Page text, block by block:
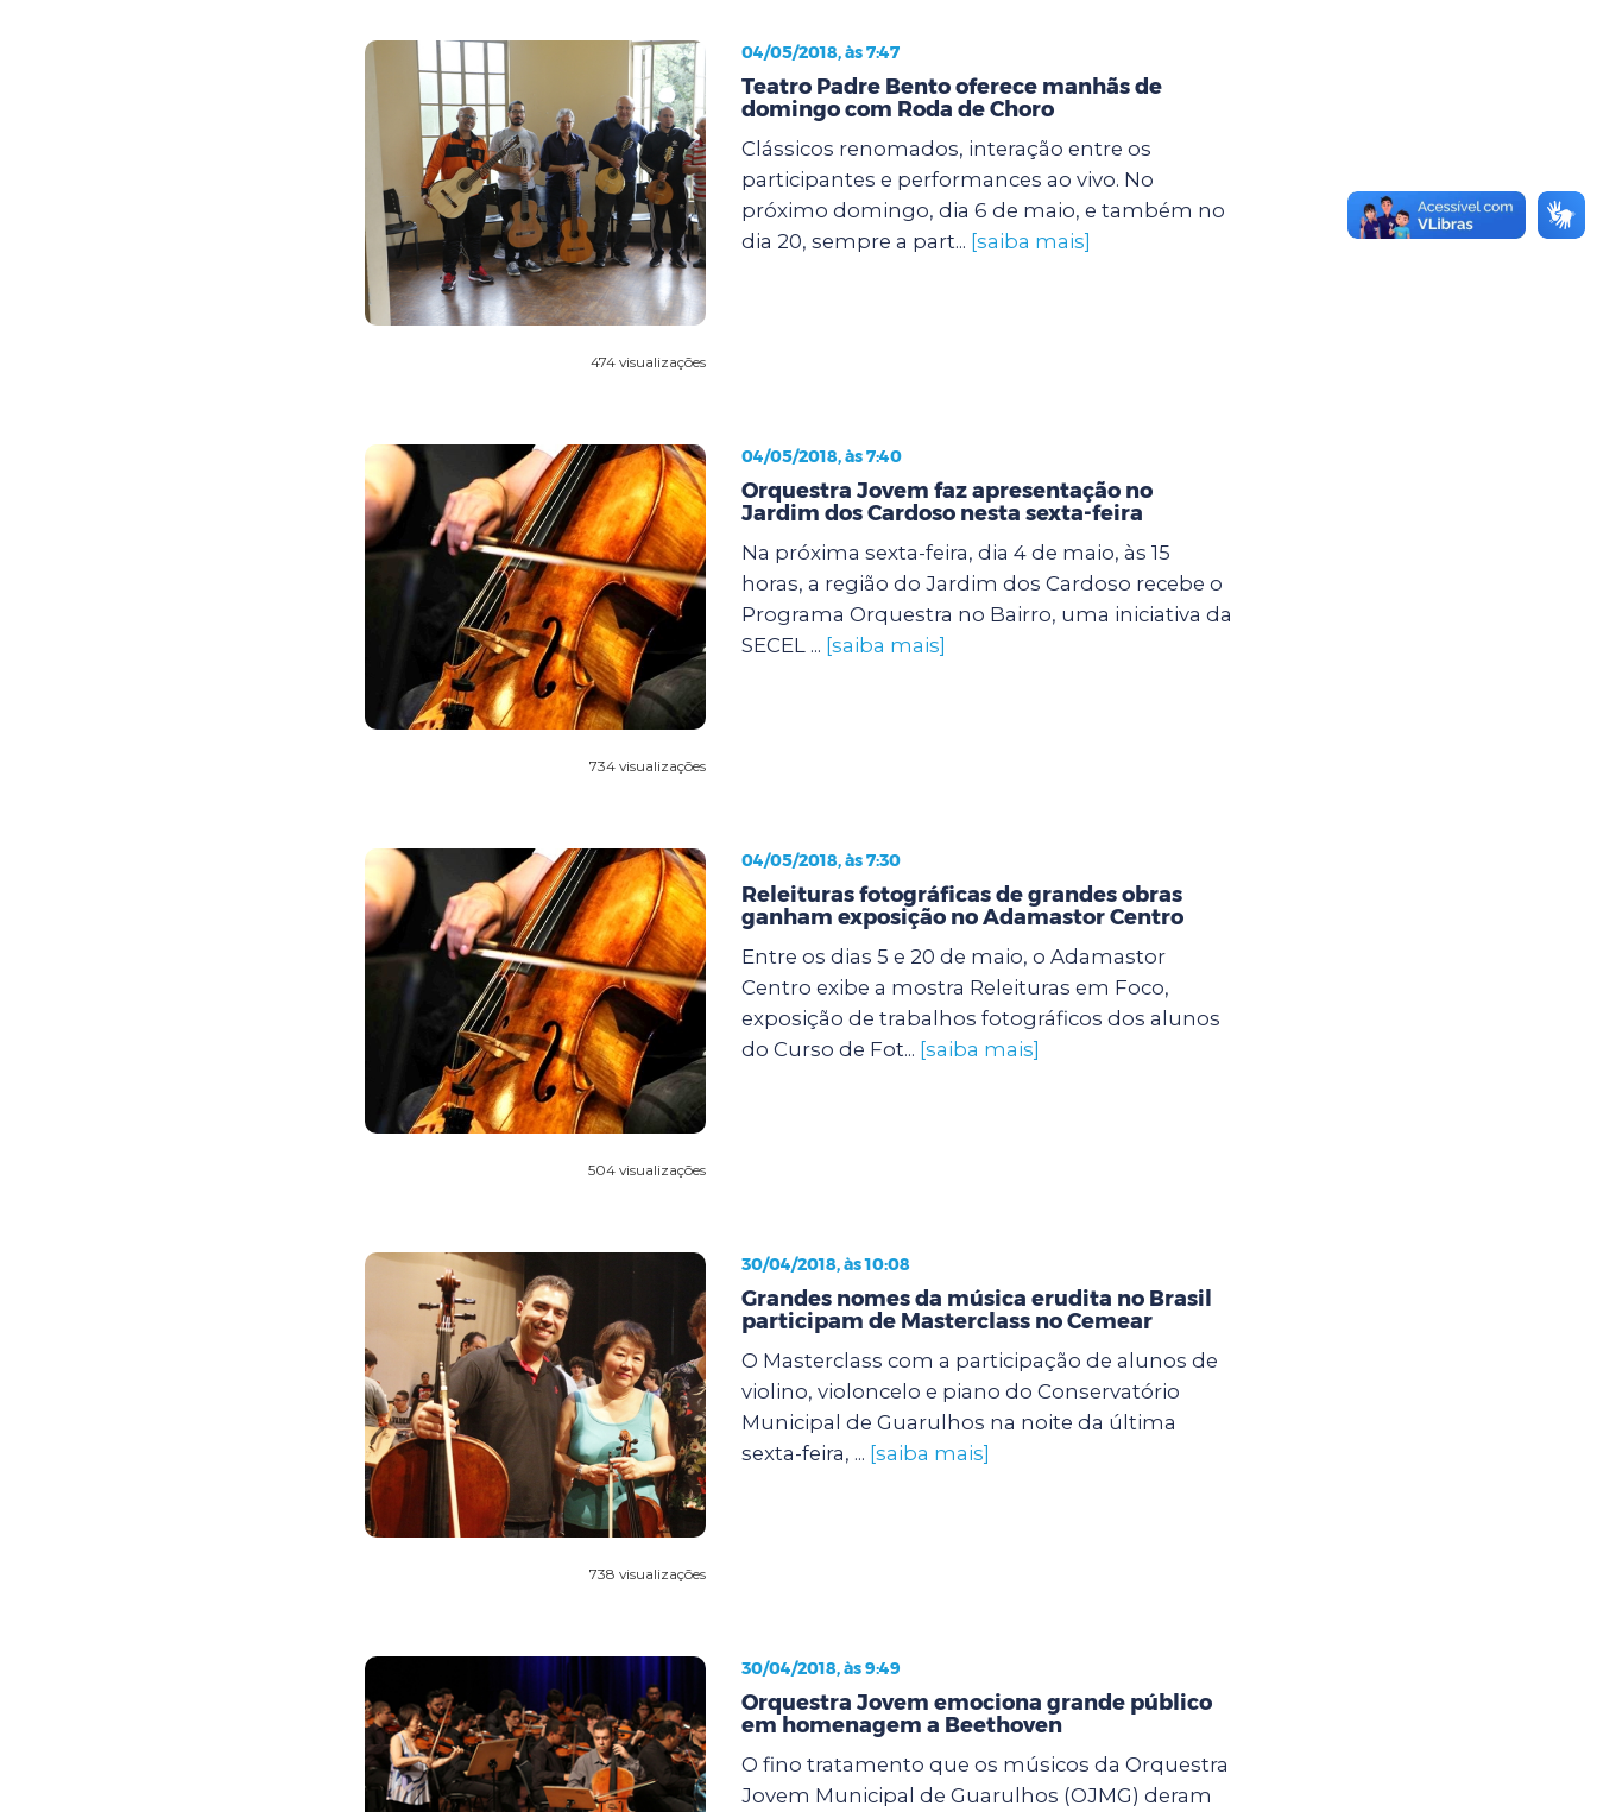
474 visualizações
04/05/2018, às 7:47
Teatro Padre Bento oferece manhãs de
domingo com Roda de Choro
Clássicos renomados, interação entre os
participantes e performances ao vivo. No
próximo domingo, dia 6 de maio, e também no
dia 20, sempre a part... [saiba mais]
734 visualizações
04/05/2018, às 7:40
Orquestra Jovem faz apresentação no
Jardim dos Cardoso nesta sexta-feira
Na próxima sexta-feira, dia 4 de maio, às 15
horas, a região do Jardim dos Cardoso recebe o
Programa Orquestra no Bairro, uma iniciativa da
SECEL ... [saiba mais]
504 visualizações
04/05/2018, às 7:30
Releituras fotográficas de grandes obras
ganham exposição no Adamastor Centro
Entre os dias 5 e 20 de maio, o Adamastor
Centro exibe a mostra Releituras em Foco,
exposição de trabalhos fotográficos dos alunos
do Curso de Fot... [saiba mais]
738 visualizações
30/04/2018, às 10:08
Grandes nomes da música erudita no Brasil
participam de Masterclass no Cemear
O Masterclass com a participação de alunos de
violino, violoncelo e piano do Conservatório
Municipal de Guarulhos na noite da última
sexta-feira, ... [saiba mais]
30/04/2018, às 9:49
Orquestra Jovem emociona grande público
em homenagem a Beethoven
O fino tratamento que os músicos da Orquestra
Jovem Municipal de Guarulhos (OJMG) deram